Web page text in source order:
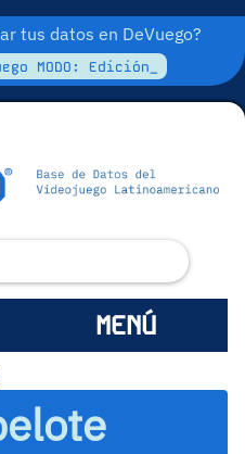
tus datos en DeVuego?
MODO: Edición_
MENÚ